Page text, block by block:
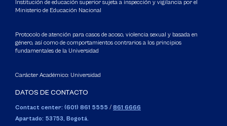
Institución de educación superior sujeta a inspección y vigilancia por el
Ministerio de Educación Nacional
Protocolo de atención para casos de acoso, violencia sexual y basada en
género, así como de comportamientos contrarios a los principios
fundamentales de la Universidad
Carácter Académico: Universidad
DATOS DE CONTACTO
Contact center: (601) 861 5555 / 861 6666
Apartado: 53753, Bogotá.